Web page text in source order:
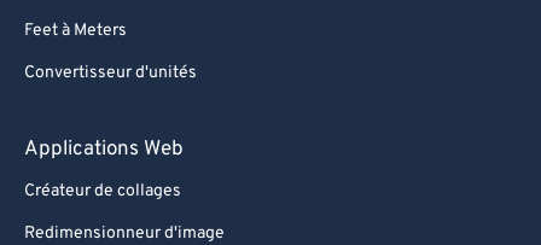
Feet à Meters
Convertisseur d'unités
Applications Web
Créateur de collages
Redimensionneur d'image